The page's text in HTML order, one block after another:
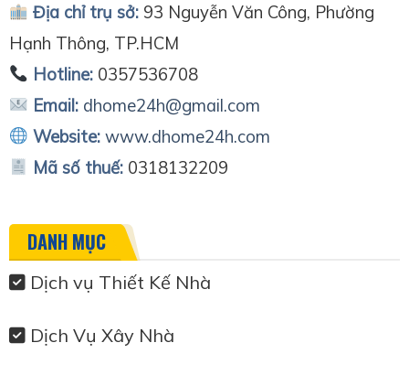
Địa chỉ trụ sở:93 Nguyễn Văn Công, Phường
Hạnh Thông, TP.HCM
Hotline:0357536708
Email: dhome24h@gmail.com
Website: www.dhome24h.com
Mã số thuế: 0318132209
DANH MỤC
Dịch vụ Thiết Kế Nhà
Dịch Vụ Xây Nhà